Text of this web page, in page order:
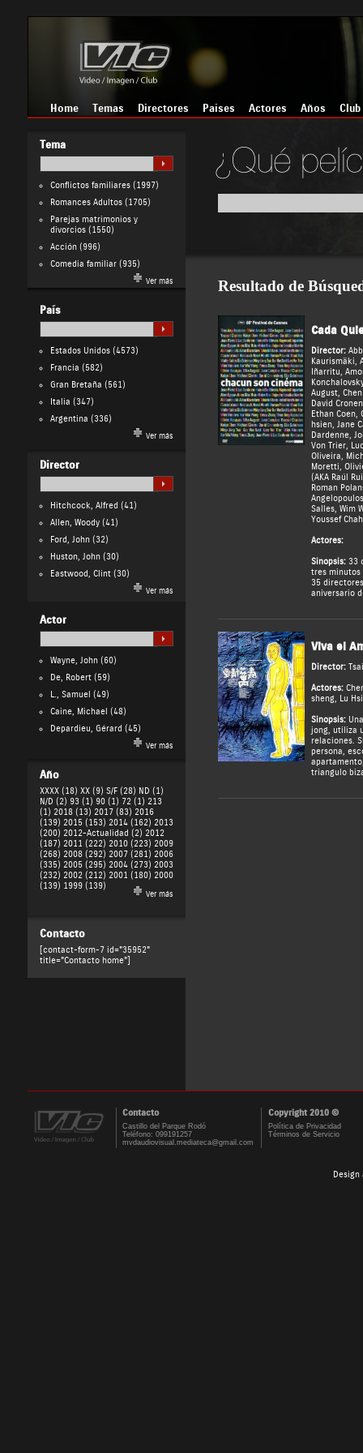
Home Temas Directores Países Actores Años Club
Tema
Conflictos familiares(1997)
Romances Adultos(1705)
Parejas matrimonios y
divorcios(1550)
Acción(996)
Comedia familiar(935)
Ver más
País
Estados Unidos(4573)
Francia (582)
Gran Bretaña (561)
Italia (347)
Argentina (336)
Ver más
Director
Hitchcock, Alfred (41)
Allen, Woody(41)
Ford, John(32)
Huston, John(30)
Eastwood, Clint(30)
Ver más
Actor
Wayne, John(60)
De, Robert(59)
L., Samuel (49)
Caine, Michael (48)
Depardieu, Gérard (45)
Ver más
Año
XXXX (18) XX (9) S/F (28) ND (1)
N/D (2) 93 (1) 90 (1) 72 (1) 213
(1) 2018 (13) 2017 (83) 2016
(139) 2015 (153) 2014 (162) 2013
(200) 2012-Actualidad (2) 2012
(187) 2011 (222) 2010 (223) 2009
(268) 2008 (292) 2007 (281) 2006
(335) 2005 (295) 2004 (273) 2003
(232) 2002 (212) 2001 (180) 2000
(139) 1999 (139)
Ver más
Contacto
[contact-form-7 id="35952"
title="Contacto home"]
Resultado de
Cada
Director:
Kaurismäki,
Iñarritu,
August,
David
Ethan Coen,
hsien, Jane
Dardenne,
Von Trier,
Oliveira,
Moretti,
(AKA Raúl
Roman
Angelopoulos
Salles, Wim
Youssef
Actores:
Sinopsis:33
tres minutos
35
aniversario
Viva el
Director:
Actores:
sheng, Lu
Sinopsis:
jong, utiliza
relaciones.
persona,
triangulo
Contacto Copyright 2010 ©
Castillo del Parque Rodó
Teléfono: 099191257
mvdaudiovisual.mediateca@gmail.com
Política de Privacidad
Términos de Servicio